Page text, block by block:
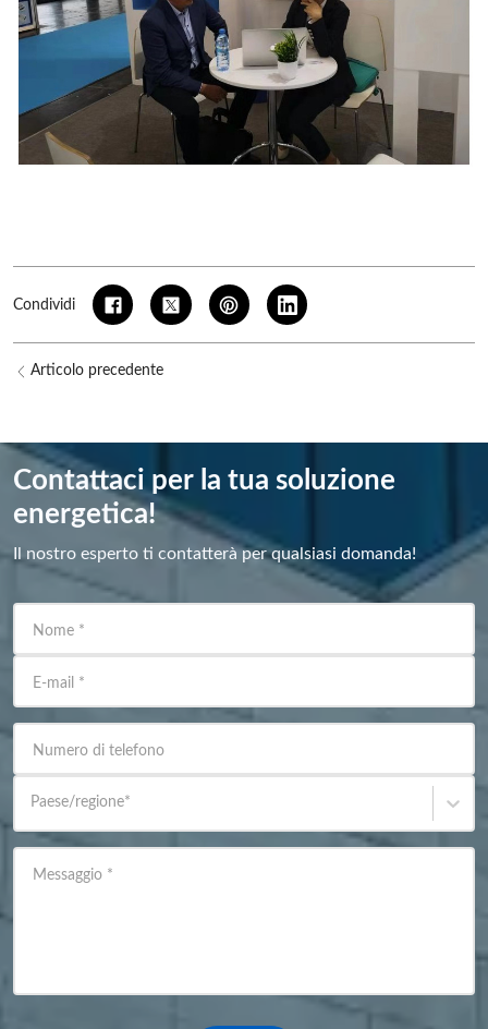
Condividi
Articolo precedente
Contattaci per la tua soluzione
energetica!
Il nostro esperto ti contatterà per qualsiasi domanda!
Nome *
E-mail *
Numero di telefono
Paese/regione*
Messaggio *